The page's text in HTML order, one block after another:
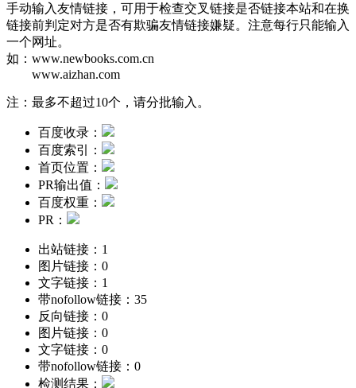
手动输入友情链接，可用于检查交叉链接是否链接本站和在换
链接前判定对方是否有欺骗友情链接嫌疑。注意每行只能输入
一个网址。
如： www.newbooks.com.cn
www.aizhan.com
注：最多不超过10个，请分批输入。
百度收录：
百度索引：
首页位置：
PR输出值：
百度权重：
PR：
出站链接： 1
图片链接： 0
文字链接： 1
带nofollow链接： 35
反向链接： 0
图片链接： 0
文字链接： 0
带nofollow链接： 0
检测结果：